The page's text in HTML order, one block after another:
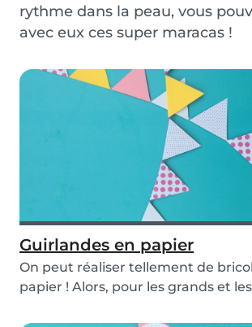
rythme dans la peau, vous
avec eux ces super maracas !
Guirlandes en papier
On peut réaliser tellement de
papier ! Alors, pour les grands et